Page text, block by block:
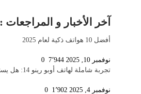
آخر الأخبار و المراجعات :
أفضل 10 هواتف ذكية لعام 2025
نوفمبر 10, 2025 7٬944
تجربة شاملة لهاتف أوبو رينو 14: هل يستحق الشراء؟
نوفمبر 4, 2025 1٬902